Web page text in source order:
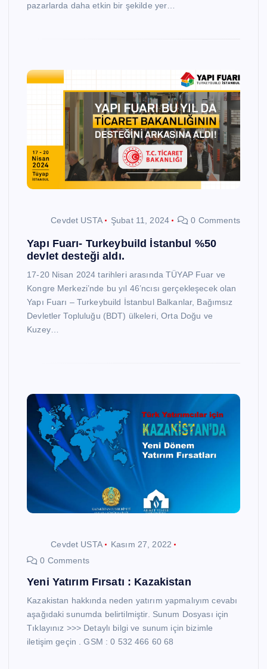
pazarlarda daha etkin bir şekilde yer…
Cevdet USTA Şubat 11, 2024 0 Comments
Yapı Fuarı- Turkeybuild İstanbul %50
devlet desteği aldı.
17-20 Nisan 2024 tarihleri arasında TÜYAP Fuar ve
Kongre Merkezi’nde bu yıl 46’ncısı gerçekleşecek olan
Yapı Fuarı – Turkeybuild İstanbul Balkanlar, Bağımsız
Devletler Topluluğu (BDT) ülkeleri, Orta Doğu ve
Kuzey…
Cevdet USTA
Kasım 27, 2022
0 Comments
Yeni Yatırım Fırsatı : Kazakistan
Kazakistan hakkında neden yatırım yapmalıyım cevabı
aşağıdaki sunumda belirtilmiştir. Sunum Dosyası için
Tıklayınız >>> Detaylı bilgi ve sunum için bizimle
iletişim geçin . GSM : 0 532 466 60 68